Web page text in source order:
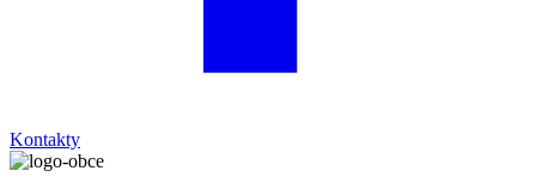
Kontakty